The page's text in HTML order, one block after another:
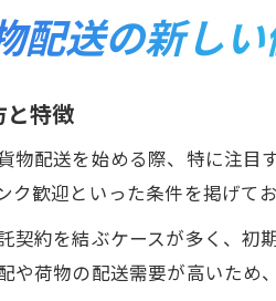
軽貨物配送でシニア
シニア向け軽貨
収入アップに直
シニアが軽貨物
働き方を変えるなら
シニアが軽貨物
配送の新し
と特徴
物配送を始める際、特に注
歓迎といった条件を掲げて
約を結ぶケースが多く、初
荷物の配送需要が高いため